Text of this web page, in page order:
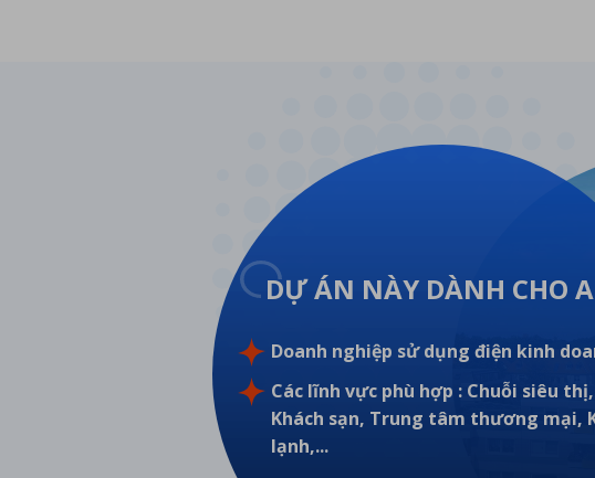
DỰ ÁN NÀY DÀNH CHO
Doanh nghiệp sử dụng điện kinh
Các lĩnh vực phù hợp : Chuỗi siêu thị,
Khách sạn, Trung tâm thương mại,
lạnh,...